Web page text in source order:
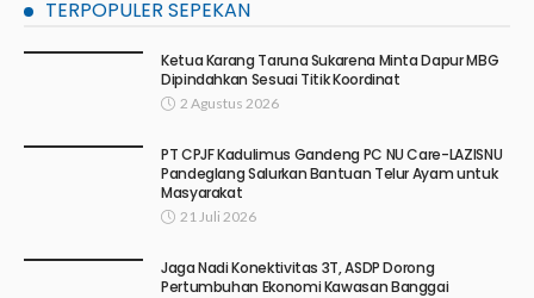
TERPOPULER SEPEKAN
Ketua Karang Taruna Sukarena Minta Dapur MBG
Dipindahkan Sesuai Titik Koordinat
2 Agustus 2026
PT CPJF Kadulimus Gandeng PC NU Care-LAZISNU
Pandeglang Salurkan Bantuan Telur Ayam untuk
Masyarakat
21 Juli 2026
Jaga Nadi Konektivitas 3T, ASDP Dorong
Pertumbuhan Ekonomi Kawasan Banggai